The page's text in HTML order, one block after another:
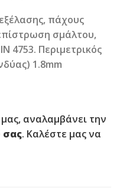
πάχους
σμάλτου,
4753. Περιμετρικός
1.8mm
αναλαμβάνει την
σας. Καλέστε μας να